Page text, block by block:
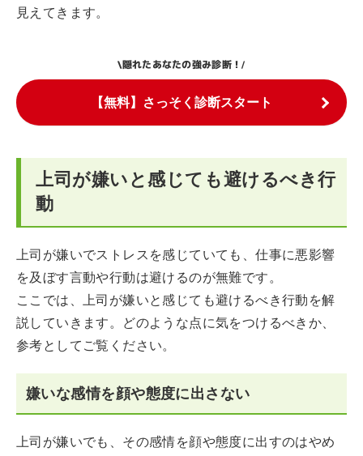
見えてきます。
\隠れたあなたの強み診断！/
【無料】さっそく診断スタート
上司が嫌いと感じても避けるべき行
動
上司が嫌いでストレスを感じていても、仕事に悪影響
を及ぼす言動や行動は避けるのが無難です。
ここでは、上司が嫌いと感じても避けるべき行動を解
説していきます。どのような点に気をつけるべきか、
参考としてご覧ください。
嫌いな感情を顔や態度に出さない
上司が嫌いでも、その感情を顔や態度に出すのはやめ